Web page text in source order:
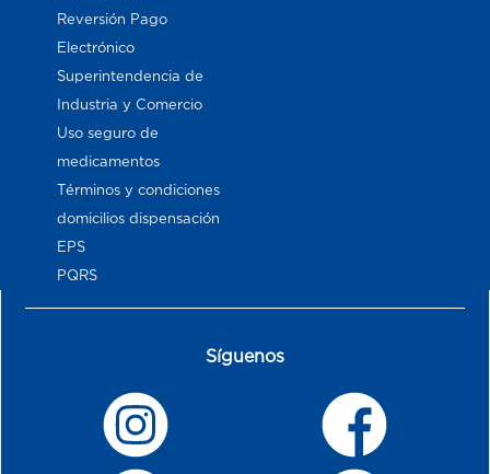
Reversión Pago
Electrónico
Superintendencia de
Industria y Comercio
Uso seguro de
medicamentos
Términos y condiciones
domicilios dispensación
EPS
PQRS
Síguenos